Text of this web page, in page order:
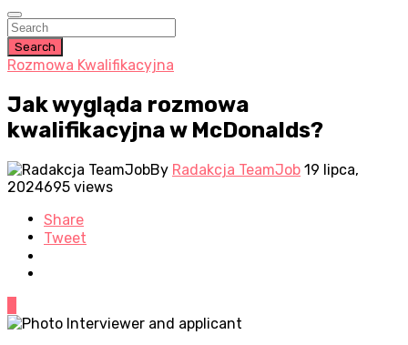
Search
Rozmowa Kwalifikacyjna
Jak wygląda rozmowa
kwalifikacyjna w McDonalds?
By Radakcja TeamJob 19 lipca,
2024695 views
Share
Tweet